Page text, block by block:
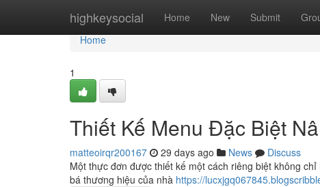
highkeysocial Home New Submit
Home
Home
1
Thiết Kế Menu Đặc Biệt
matteoirqr200167 29 days ago News
Discuss
Một thực đơn được thiết kế một cách riêng biệt không
bá thương hiệu của nhà https://